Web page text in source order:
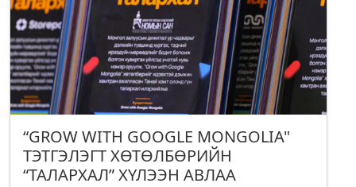
“GROW WITH GOOGLE MONGOLIA"
ТЭТГЭЛЭГТ ХӨТӨЛБӨРИЙН
“ТАЛАРХАЛ” ХҮЛЭЭН АВЛАА